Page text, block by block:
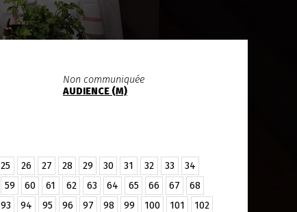
Non communiquée
AUDIENCE (M)
25 26 27 28 29 30 31 32 33
34
59 60 61 62 63 64 65 66 67
68
93 94 95 96 97 98 99 100 101
102